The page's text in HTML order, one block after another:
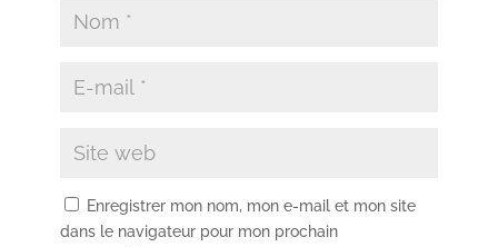
Enregistrer mon nom, mon e-mail et mon site
dans le navigateur pour mon prochain